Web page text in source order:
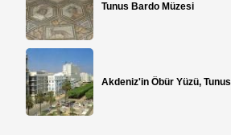
Tunus Bardo Müzesi
Akdeniz'in Öbür Yüzü, Tunus